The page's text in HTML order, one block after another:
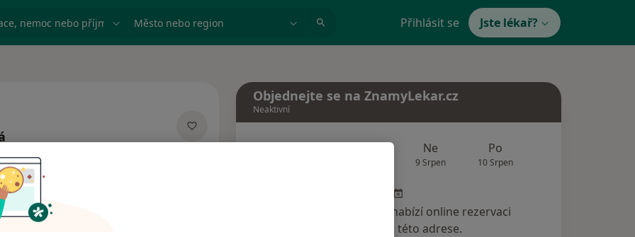
nemoc nebo příjmení Město nebo region Přihlásit se Jste lékař?
Objednejte se na ZnamyLekar.cz
Neaktivní
Ne
9 Srpen
Po
10 Srpen
Tento specialista nenabízí online rezervaci
termínu na této adrese.